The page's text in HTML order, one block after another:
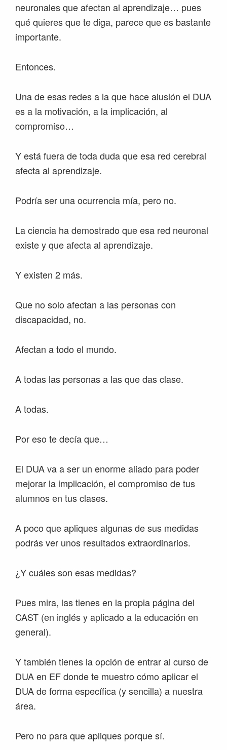
neuronales que afectan al aprendizaje… pues
qué quieres que te diga, parece que es bastante
importante.
Entonces.
Una de esas redes a la que hace alusión el DUA
es a la motivación, a la implicación, al
compromiso…
Y está fuera de toda duda que esa red cerebral
afecta al aprendizaje.
Podría ser una ocurrencia mía, pero no.
La ciencia ha demostrado que esa red neuronal
existe y que afecta al aprendizaje.
Y existen 2 más.
Que no solo afectan a las personas con
discapacidad, no.
Afectan a todo el mundo.
A todas las personas a las que das clase.
A todas.
Por eso te decía que…
El DUA va a ser un enorme aliado para poder
mejorar la implicación, el compromiso de tus
alumnos en tus clases.
A poco que apliques algunas de sus medidas
podrás ver unos resultados extraordinarios.
¿Y cuáles son esas medidas?
Pues mira, las tienes en la propia página del
CAST (en inglés y aplicado a la educación en
general).
Y también tienes la opción de entrar al curso de
DUA en EF donde te muestro cómo aplicar el
DUA de forma específica (y sencilla) a nuestra
área.
Pero no para que apliques porque sí.